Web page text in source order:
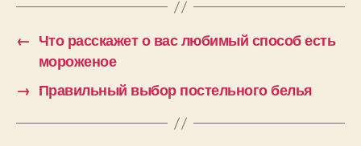
← Что расскажет о вас любимый способ есть
мороженое
→ Правильный выбор постельного белья